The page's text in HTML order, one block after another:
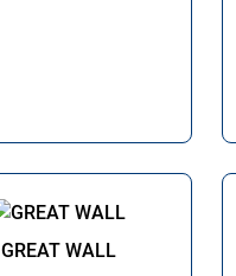
GREAT WALL